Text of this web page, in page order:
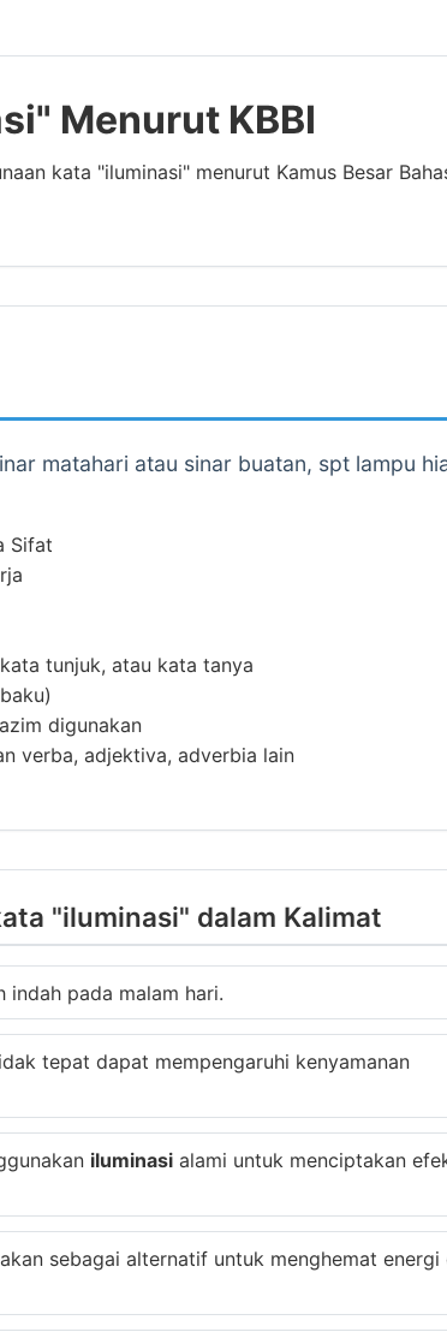
Menurut KBBI
kata "iluminasi" menurut Kamus Besar
matahari atau sinar buatan, spt lampu
Sifat
tunjuk, atau kata tanya
digunakan
verba, adjektiva, adverbia lain
"iluminasi" dalam Kalimat
indah pada malam hari.
tepat dapat mempengaruhi kenyamanan
iluminasi alami untuk menciptakan
sebagai alternatif untuk menghemat energi